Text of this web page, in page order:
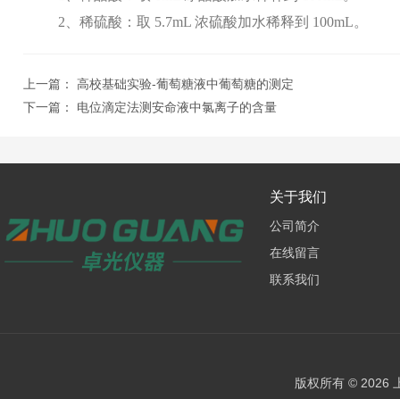
2 、稀硫酸：取 5.7mL浓硫酸加水稀释到 100mL。
上一篇： 高校基础实验-葡萄糖液中葡萄糖的测定
下一篇： 电位滴定法测安命液中氯离子的含量
关于我们
公司简介
在线留言
联系我们
版权所有 © 2026